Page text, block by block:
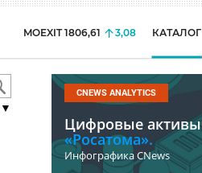
MOEXIT 1806,61 3,08 КАТАЛОГ
CNEWS ANALYTICS
Цифровые активы
«Росатома».
Инфографика CNews